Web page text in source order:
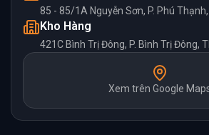
85 - 85/1A Nguyễn Sơn, P. Phú Thạnh,
Kho Hàng
421C Bình Trị Đông, P. Bình Trị Đông,
Xem trên Google